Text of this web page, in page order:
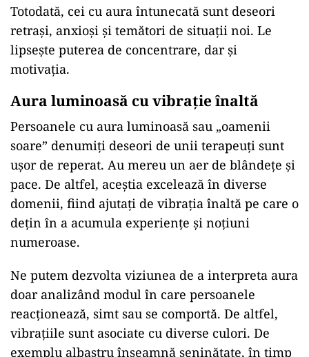
Totodată, cei cu aura întunecată sunt deseori
retrași, anxioși și temători de situații noi. Le
lipsește puterea de concentrare, dar și
motivația.
Aura luminoasă cu vibrație înaltă
Persoanele cu aura luminoasă sau „oamenii
soare” denumiți deseori de unii terapeuți sunt
ușor de reperat. Au mereu un aer de blândețe și
pace. De altfel, aceștia excelează în diverse
domenii, fiind ajutați de vibrația înaltă pe care o
dețin în a acumula experiențe și noțiuni
numeroase.
Ne putem dezvolta viziunea de a interpreta aura
doar analizând modul în care persoanele
reacționează, simt sau se comportă. De altfel,
vibrațiile sunt asociate cu diverse culori. De
exemplu albastru înseamnă seninătate, în timp